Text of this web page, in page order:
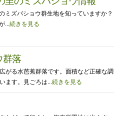
ミズバショウ群生地を知っていますか
...続きを見る
群落
がる水芭蕉群落です。面積など正確な
ます。見ごろは...続きを見る